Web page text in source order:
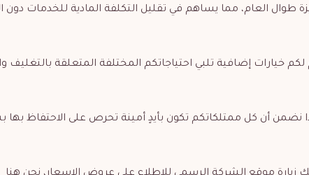
العام، مما يساهم في تقليل التكلفة المادية للخدمات دون
خيارات إضافية تلبي احتياجاتكم المختلفة المتعلقة بالتغليف
نضمن أن كل ممتلكاتكم تكون بأيدٍ أمينة تحرص على الاحتفاظ بها